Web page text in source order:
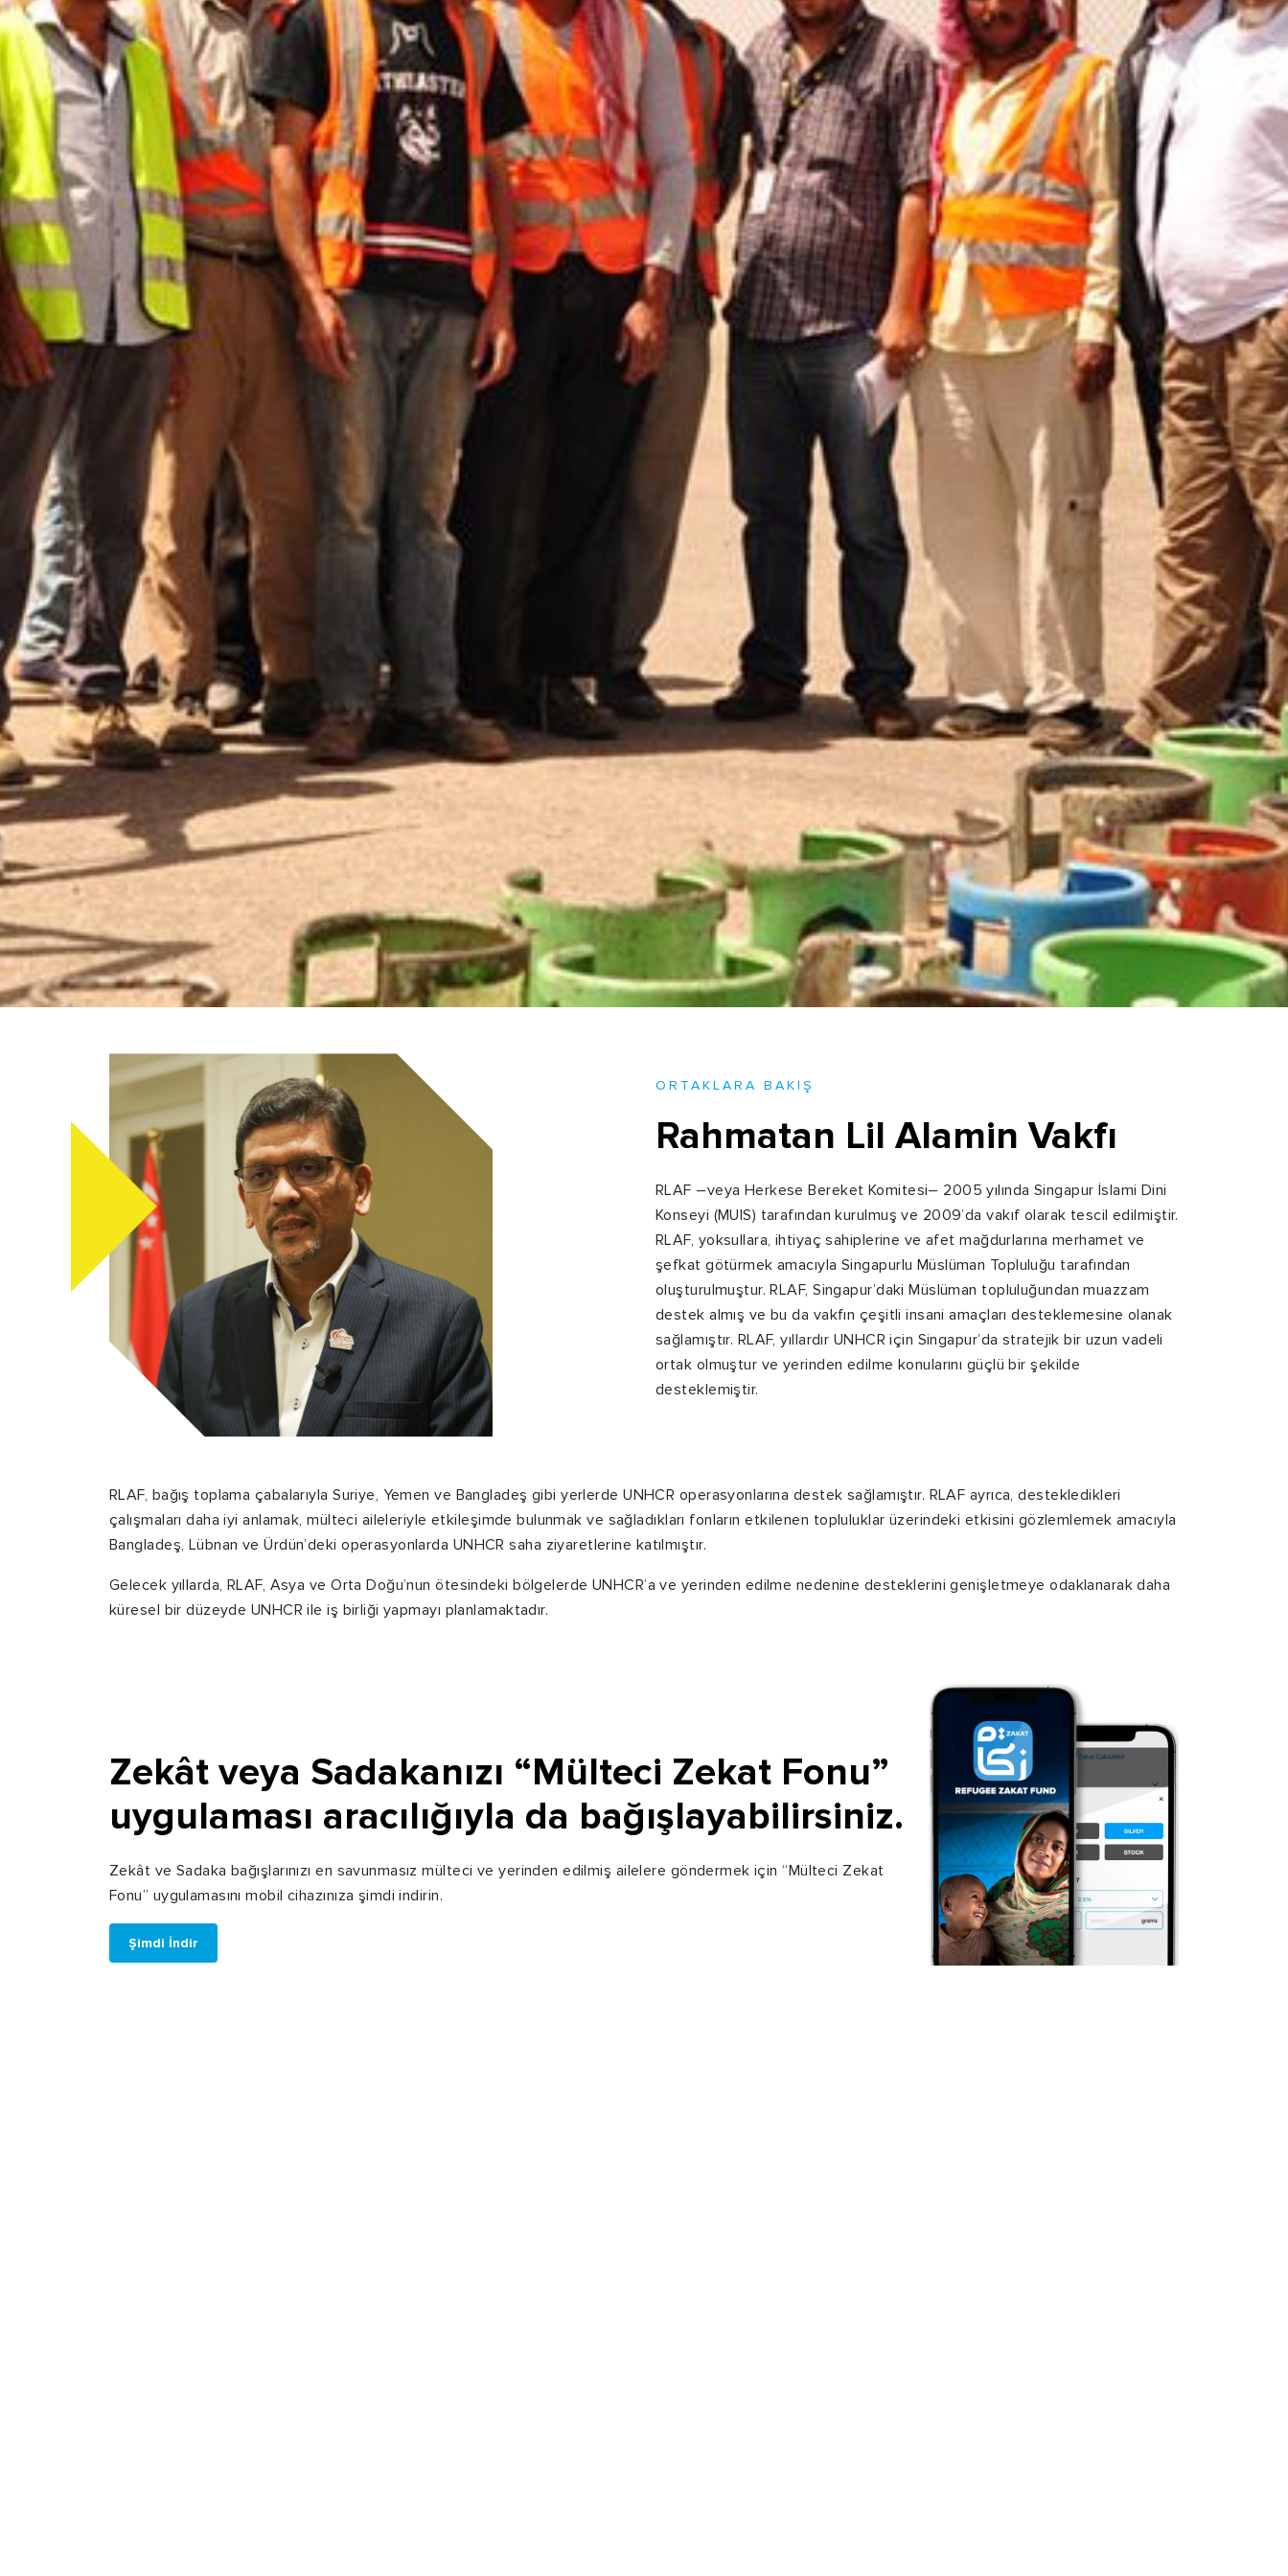
ORTAKLARA BAKIŞ
Rahmatan Lil Alamin Vakfı
RLAF –veya Herkese Bereket Komitesi– 2005 yılında Singapur İslami Dini
Konseyi (MUIS) tarafından kurulmuş ve 2009’da vakıf olarak tescil edilmiştir.
RLAF, yoksullara, ihtiyaç sahiplerine ve afet mağdurlarına merhamet ve
şefkat götürmek amacıyla Singapurlu Müslüman Topluluğu tarafından
oluşturulmuştur. RLAF, Singapur’daki Müslüman topluluğundan muazzam
destek almış ve bu da vakfın çeşitli insani amaçları desteklemesine olanak
sağlamıştır. RLAF, yıllardır UNHCR için Singapur’da stratejik bir uzun vadeli
ortak olmuştur ve yerinden edilme konularını güçlü bir şekilde
desteklemiştir.
RLAF, bağış toplama çabalarıyla Suriye, Yemen ve Bangladeş gibi yerlerde UNHCR operasyonlarına destek sağlamıştır. RLAF ayrıca, destekledikleri
çalışmaları daha iyi anlamak, mülteci aileleriyle etkileşimde bulunmak ve sağladıkları fonların etkilenen topluluklar üzerindeki etkisini gözlemlemek amacıyla
Bangladeş, Lübnan ve Ürdün’deki operasyonlarda UNHCR saha ziyaretlerine katılmıştır.
Gelecek yıllarda, RLAF, Asya ve Orta Doğu’nun ötesindeki bölgelerde UNHCR’a ve yerinden edilme nedenine desteklerini genişletmeye odaklanarak daha
küresel bir düzeyde UNHCR ile iş birliği yapmayı planlamaktadır.
Zekât veya Sadakanızı “Mülteci Zekat Fonu”
uygulaması aracılığıyla da bağışlayabilirsiniz.
Zekât ve Sadaka bağışlarınızı en savunmasız mülteci ve yerinden edilmiş ailelere göndermek için “Mülteci Zekat
Fonu” uygulamasını mobil cihazınıza şimdi indirin.
Şimdi İndir